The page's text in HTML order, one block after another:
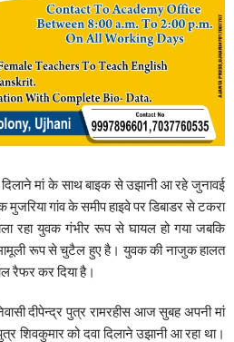
मां के साथ बाइक से उझानी आ रहे जुनावई
मुजरिया गांव के समीप हाइवे पर डिबाडर से टकरा
रहा युवक गंभीर रूप से घायल हो गया जबकि
रूप से चुटैल हुए है। युवक की नाजुक हालत
रैफर कर दिया है।
दीपेन्द्र पुत्र रामरहीस आज सुबह अपनी मां
शिवकुमार को दवा दिलाने उझानी आ रहा था।